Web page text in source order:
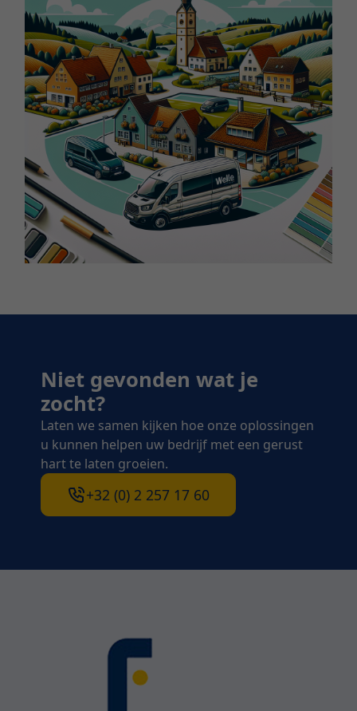
Niet gevonden wat je
zocht?
Laten we samen kijken hoe onze oplossingen
u kunnen helpen uw bedrijf met een gerust
hart te laten groeien.
+32 (0) 2 257 17 60